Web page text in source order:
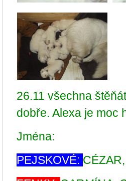
26.11 všechna
dobře. Alexa je moc
Jména:
PEJSKOVÉ: